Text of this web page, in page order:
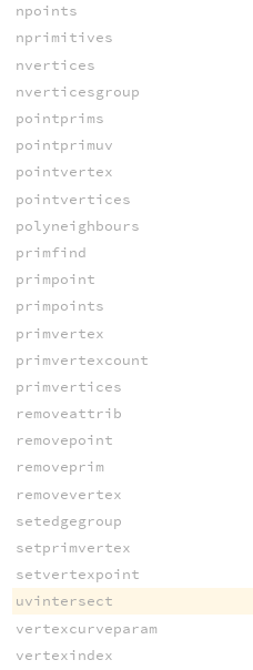
npoints
nprimitives
nvertices
nverticesgroup
pointprims
pointprimuv
pointvertex
pointvertices
polyneighbours
primfind
primpoint
primpoints
primvertex
primvertexcount
primvertices
removeattrib
removepoint
removeprim
removevertex
setedgegroup
setprimvertex
setvertexpoint
uvintersect
vertexcurveparam
vertexindex